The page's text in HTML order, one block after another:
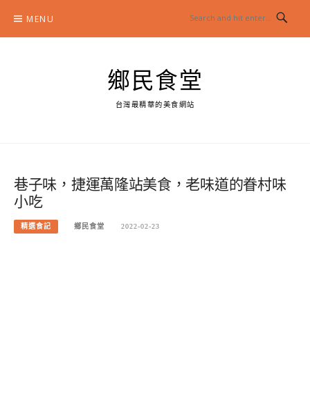
content
MENU
鄉民食堂
台灣最精華的美食網站
巷子味，捷運萬隆站美食，老味道的眷村味
小吃
精選食記 鄉民食堂 2022-02-23